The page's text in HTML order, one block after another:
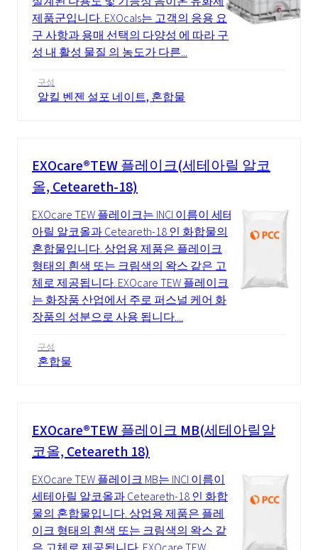
제품군입니다. EXOcals는 고객의 응용 요
구 사항과 용매 선택의 다양성 에 따라 구
성 내 활성 물질 의 농도가 다른...
구성
알킬 벤젠 설포 네이트, 혼합물
EXOcare®TEW 플레이크(세테아릴 알코
올, Ceteareth-18)
EXOcare TEW 플레이크는 INCI 이름이 세테
아릴 알코올과 Ceteareth‑18 인 화합물의
혼합물입니다. 상업용 제품은 플레이크
형태의 흰색 또는 크림색의 왁스 같은 고
체로 제공됩니다. EXOcare TEW 플레이크
는 화장품 산업에서 주로 퍼스널 케어 화
장품의 성분으로 사용 됩니다....
구성
혼합물
EXOcare®TEW 플레이크 MB(세테아릴알
코올, Ceteareth 18)
EXOcare TEW 플레이크 MB는 INCI 이름이
세테아릴 알코올과 Ceteareth‑18 인 화합
물의 혼합물입니다. 상업용 제품은 플레
이크 형태의 흰색 또는 크림색의 왁스 같